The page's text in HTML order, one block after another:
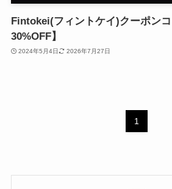
Fintokei(フィントケイ)クーポン
30%OFF】
2024年5月4日 2026年7月27日
1